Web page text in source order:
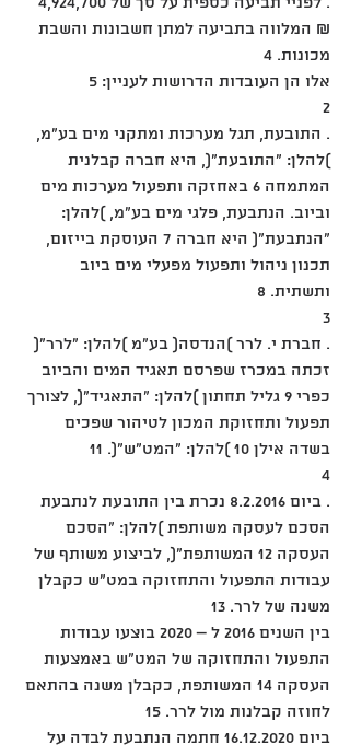
₪ המלווה בתביעה למתן חשבונות והשבת
מכונות. 4
אלו הן העובדות הדרושות לעניין: 5
2
. התובעת, תגל מערכות ומתקני מים בע"מ,
)להלן: "התובעת"(, היא חברה קבלנית
המתמחה 6 באחזקה ותפעול מערכות מים
וביוב. הנתבעת, פלגי מים בע"מ, )להלן:
"הנתבעת"( היא חברה 7 העוסקת בייזום,
תכנון ניהול ותפעול מפעלי מים ביוב
ותשתית. 8
3
. חברת י. לרר )הנדסה( בע"מ )להלן: "לרר"(
זכתה במכרז שפרסם תאגיד המים והביוב
כפרי 9 גליל תחתון )להלן: "התאגיד"(, לצורך
תפעול ותחזוקת המכון לטיהור שפכים
בשדה אילן 10 )להלן: "המט"ש"(. 11
4
. ביום 8.2.2016 נכרת בין התובעת לנתבעת
הסכם לעסקה משותפת )להלן: "הסכם
העסקה 12 המשותפת"(, לביצוע משותף של
עבודות התפעול והתחזוקה במט"ש כקבלן
משנה של לרר. 13
בין השנים 2016 ל – 2020 בוצעו עבודות
התפעול והתחזוקה של המט"ש באמצעות
העסקה 14 המשותפת, כקבלן משנה בהתאם
לחוזה קבלנות מול לרר. 15
ביום 16.12.2020 חתמה הנתבעת לבדה על